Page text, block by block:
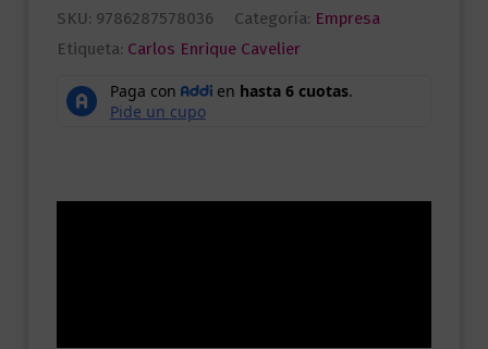
SKU: 9786287578036 Categoría: Empresa
Etiqueta: Carlos Enrique Cavelier